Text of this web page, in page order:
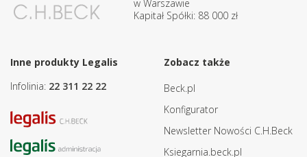
w Warszawie
Kapitał Spółki: 88 000 zł
Inne produkty Legalis
Infolinia: 22 311 22 22
Zobacz także
Beck.pl
Konfigurator
Newsletter Nowości C.H.Beck
Ksiegarnia.beck.pl